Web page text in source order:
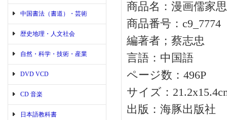
中国書法（書道）・芸術
歴史地理・人文社会
自然・科学・技術・産業
DVD VCD
CD 音楽
日本語教科書
商品名：漫画儒家
商品番号：c9_7774
編著者；蔡志忠
言語：中国語
ページ数：496P
サイズ：
出版：海豚出版社